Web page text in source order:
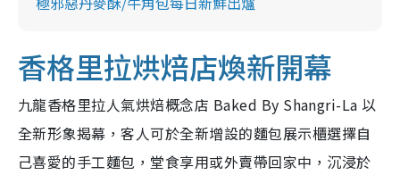
香格里拉烘焙店煥新開幕
九龍香格里拉人氣烘焙概念店 Baked By Shangri-La 以
全新形象揭幕，客人可於全新增設的麵包展示櫃選擇自
己喜愛的手工麵包，堂食享用或外賣帶回家中，沉浸於